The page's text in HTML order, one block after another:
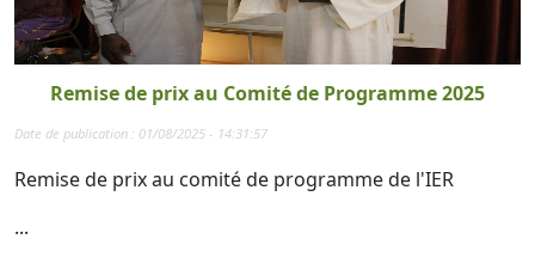
Remise de prix au Comité de Programme 2025
Date de publication : 01/08/2025 - 14:31:57
Remise de prix au comité de programme de l'IER
...